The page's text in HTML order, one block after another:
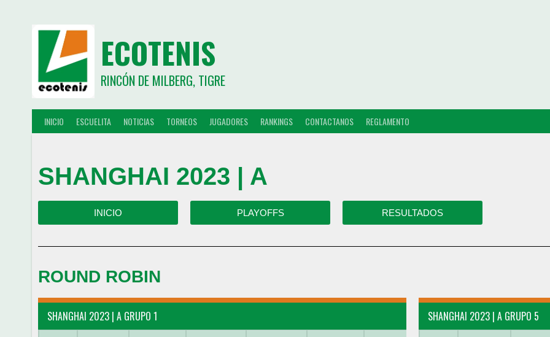
ECOTENIS
RINCÓN DE MILBERG, TIGRE
INICIO ESCUELITA NOTICIAS TORNEOS JUGADORES RANKINGS CONTACTANOS REGLAMENTO
SHANGHAI 2023 | A
INICIO PLAYOFFS RESULTADOS
ROUND ROBIN
SHANGHAI 2023 | A GRUPO 1 SHANGHAI 2023 | A GRUPO 5